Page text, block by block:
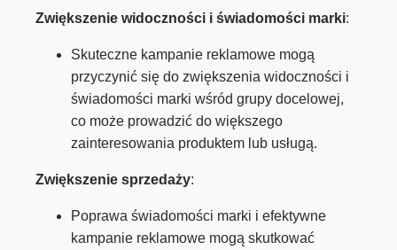
Zwiększenie widoczności i świadomości marki:
Skuteczne kampanie reklamowe mogą
przyczynić się do zwiększenia widoczności i
świadomości marki wśród grupy docelowej,
co może prowadzić do większego
zainteresowania produktem lub usługą.
Zwiększenie sprzedaży:
Poprawa świadomości marki i efektywne
kampanie reklamowe mogą skutkować